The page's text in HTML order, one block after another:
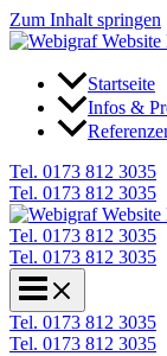
Zum Inhalt springen
Startseite
Infos &
Tel. 0173 812 3035
Tel. 0173 812 3035
Tel. 0173 812 3035
Tel. 0173 812 3035
Tel. 0173 812 3035
Tel. 0173 812 3035